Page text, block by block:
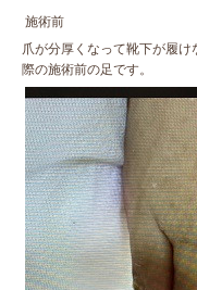
施術前
爪が分厚くなって靴下が履
際の施術前の足です。